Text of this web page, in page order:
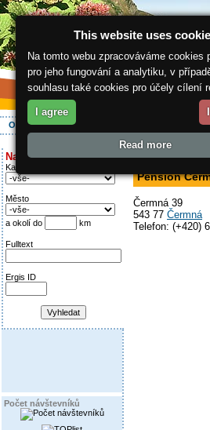
O regionu Aktivně
Najděte si:
Kategorie
Město
a okolí do km
Fulltext
Ergis ID
Počet návštevníků
ergis.cz>
Pension
Čermná 39
543 77 Čermná
Telefon: (+420)
This website uses
Na tomto webu zpracováváme cookies
pro jeho fungování a analytiku, v
souhlasu také cookies pro účely cílení
I agree
Read more